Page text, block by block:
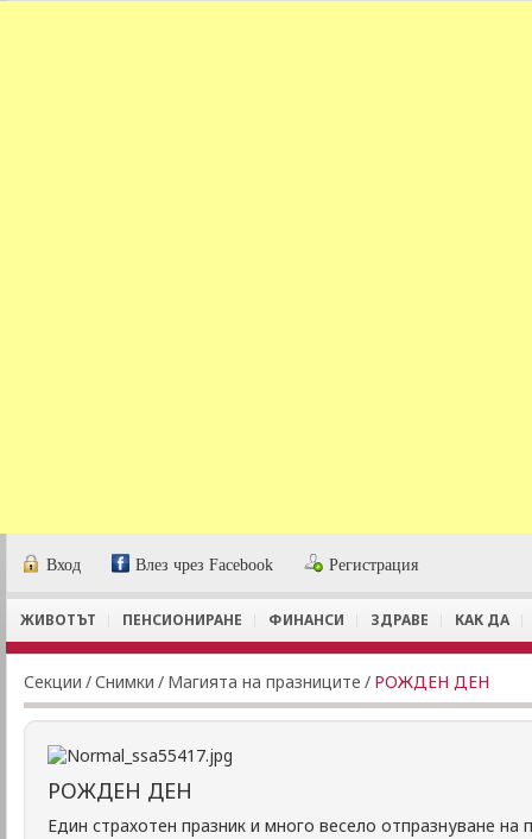
Вход Влез чрез Facebook Регистрация
ЖИВОТЪТ ПЕНСИОНИРАНЕ ФИНАНСИ ЗДРАВЕ КАК ДА
Секции /Снимки / Магията на празниците / РОЖДЕН ДЕН
РОЖДЕН ДЕН
Един страхотен празник и много весело отпразнуване